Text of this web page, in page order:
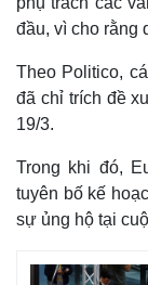
Quan sát
Cuộc sống đó đây
Hồ sơ
đầu, vì cho rằng
Theo Politico,
đã chỉ trích đề
19/3.
Trong khi đó,
tuyên bố kế
sự ủng hộ tại